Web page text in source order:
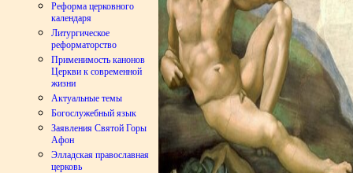
Реформа церковного
календаря
Литургическое
реформаторство
Применимость канонов
Церкви к современной
жизни
Актуальные темы
Богослужебный язык
Заявления Святой Горы
Афон
Элладская православная
церковь